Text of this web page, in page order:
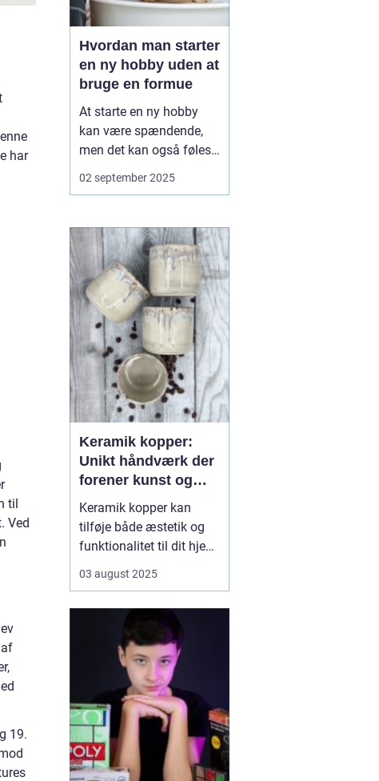
har
til
Ved
19.
Hvordan man starter
en ny hobby uden at
bruge en formue
At starte en ny hobby
kan være spændende,
men det kan også føles
som en økonomisk
udfordring. Udstyr, kurser
løbe op, og mange giver
op, før de overhovedet
kommer i gang. Men
san...
02 september 2025
Keramik kopper:
Unikt håndværk der
forener kunst og
funktionalitet
Keramik kopper kan
tilføje både æstetik og
funktionalitet til dit hjem
til det udsmykkede er
end blot et værktøj til at
nyde din yndlingsdrik; de
er små kunstv&...
03 august 2025